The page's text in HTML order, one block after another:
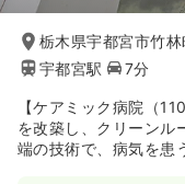
栃木県宇都宮市竹
宇都宮駅
7分
【ケアミック病院（
を改築し、クリーンル
端の技術で、病気を患